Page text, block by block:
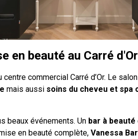
en beauté au Carré d'Or
centre commercial Carré d’Or. Le
mais aussi soins du cheveu et spa
beaux événements. Un bar à beauté
en beauté complète, Vanessa